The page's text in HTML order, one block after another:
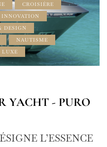
CROISIÈRE
INNOVATION
DESIGN
NAUTISME
LUXE
YACHT - PURO
L’ESSENCE